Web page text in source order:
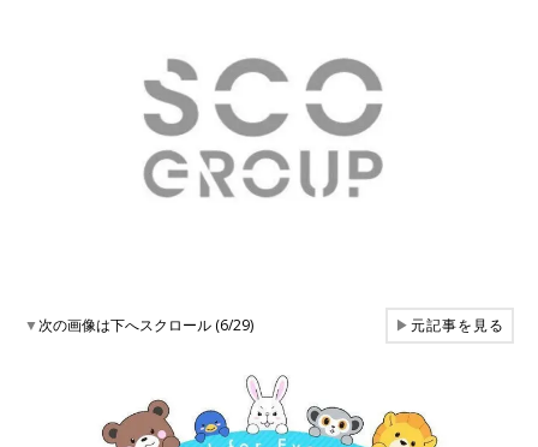
▼次の画像は下へスクロール (6/29) ▶元記事を見る